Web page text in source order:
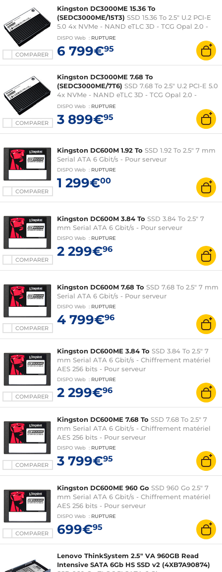
COMPARER
Kingston DC3000ME 15.36 To
(SEDC3000ME/15T3) SSD 15.36 To 2.5" U.2 PCI-E
5.0 4x NVMe - NAND eTLC 3D - TCG Opal 2.0 -
Chiffrement AES 256 bits - Pour centres de
DISPO Web : RUPTURE
6 799€95
COMPARER
Kingston DC3000ME 7.68 To
(SEDC3000ME/7T6) SSD 7.68 To 2.5" U.2 PCI-E 5.0
4x NVMe - NAND eTLC 3D - TCG Opal 2.0 -
Chiffrement AES 256 bits - Pour centres de
DISPO Web : RUPTURE
3 899€95
COMPARER
Kingston DC600M 1.92 To SSD 1.92 To 2.5" 7 mm
Serial ATA 6 Gbit/s - Pour serveur
DISPO Web : RUPTURE
1 299€00
COMPARER
Kingston DC600M 3.84 To SSD 3.84 To 2.5" 7
mm Serial ATA 6 Gbit/s - Pour serveur
DISPO Web : RUPTURE
2 299€96
COMPARER
Kingston DC600M 7.68 To SSD 7.68 To 2.5" 7 mm
Serial ATA 6 Gbit/s - Pour serveur
DISPO Web : RUPTURE
4 799€96
COMPARER
Kingston DC600ME 3.84 To SSD 3.84 To 2.5" 7
mm Serial ATA 6 Gbit/s - Chiffrement matériel
AES 256 bits - Pour serveur
DISPO Web : RUPTURE
2 299€96
COMPARER
Kingston DC600ME 7.68 To SSD 7.68 To 2.5" 7
mm Serial ATA 6 Gbit/s - Chiffrement matériel
AES 256 bits - Pour serveur
DISPO Web : RUPTURE
3 799€95
COMPARER
Kingston DC600ME 960 Go SSD 960 Go 2.5" 7
mm Serial ATA 6 Gbit/s - Chiffrement matériel
AES 256 bits - Pour serveur
DISPO Web : RUPTURE
699€95
Lenovo ThinkSystem 2.5" VA 960GB Read
Intensive SATA 6Gb HS SSD v2 (4XB7A90874)